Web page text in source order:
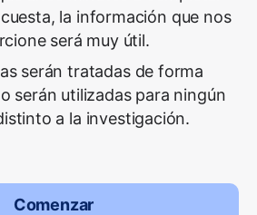
la información que nos
será muy útil.
serán tratadas de forma
serán utilizadas para ningún
a la investigación.
Comenzar